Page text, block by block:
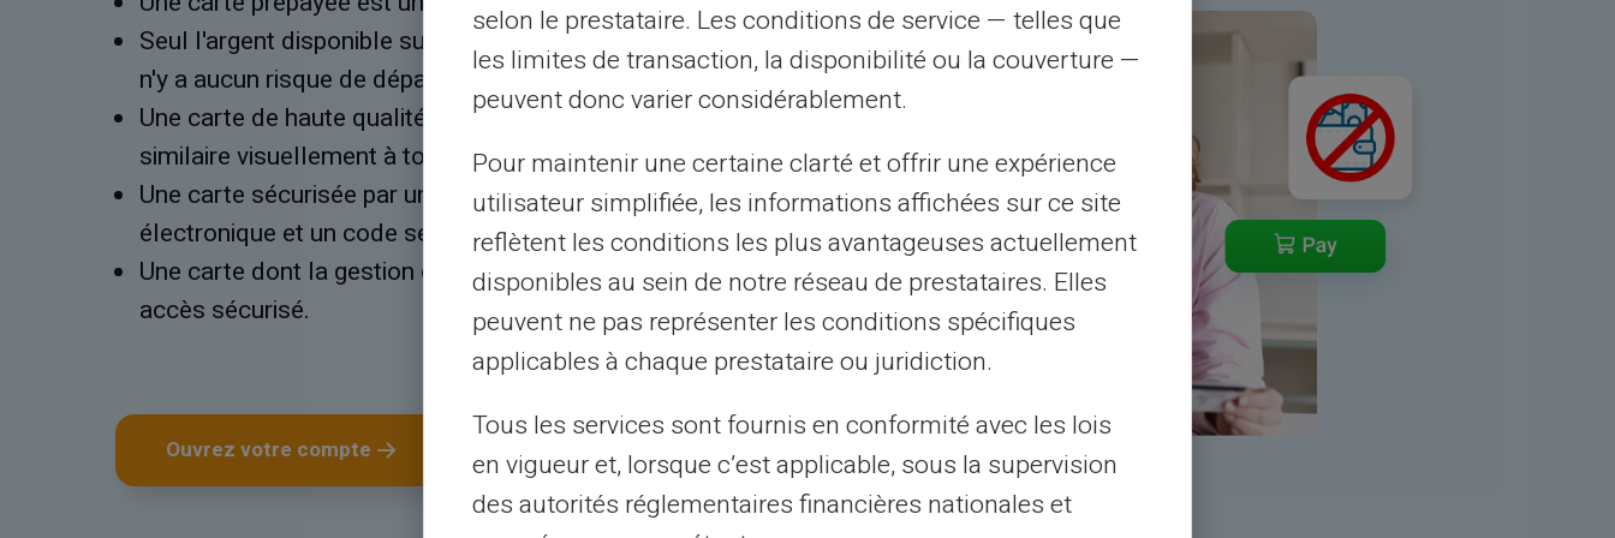
Seul l'argent disponible sur la carte peut être dépensé. Il
n'y a aucun risque de dépassement de budget, ni d'agios.
Une carte de haute qualité en relief au design élégant et
similaire visuellement à toute autre carte.
Une carte sécurisée par une bande magnétique, une puce
électronique et un code secret.
Une carte dont la gestion complète se fait en ligne via un
accès sécurisé.
Ouvrez votre compte
selon le prestataire. Les conditions de service — telles que
les limites de transaction, la disponibilité ou la couverture —
peuvent donc varier considérablement.
Pour maintenir une certaine clarté et offrir une expérience
utilisateur simplifiée, les informations affichées sur ce site
reflètent les conditions les plus avantageuses actuellement
disponibles au sein de notre réseau de prestataires. Elles
peuvent ne pas représenter les conditions spécifiques
applicables à chaque prestataire ou juridiction.
Tous les services sont fournis en conformité avec les lois
en vigueur et, lorsque c’est applicable, sous la supervision
des autorités réglementaires financières nationales et